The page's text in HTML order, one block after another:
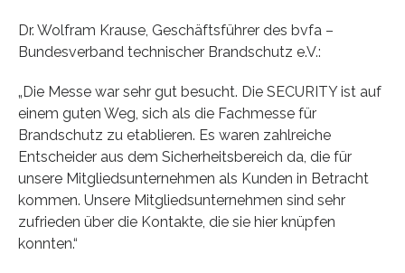
Dr. Wolfram Krause, Geschäftsführer des bvfa –
Bundesverband technischer Brandschutz e.V.:
„Die Messe war sehr gut besucht. Die SECURITY ist auf
einem guten Weg, sich als die Fachmesse für
Brandschutz zu etablieren. Es waren zahlreiche
Entscheider aus dem Sicherheitsbereich da, die für
unsere Mitgliedsunternehmen als Kunden in Betracht
kommen. Unsere Mitgliedsunternehmen sind sehr
zufrieden über die Kontakte, die sie hier knüpfen
konnten.“